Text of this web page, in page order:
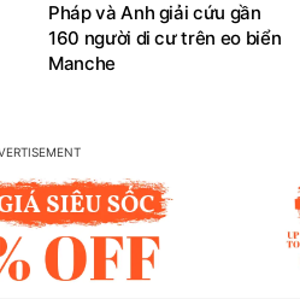
Pháp và Anh giải cứu gần
160 người di cư trên eo biển
Manche